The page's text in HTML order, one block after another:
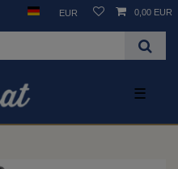
EUR 0,00 EUR
☰